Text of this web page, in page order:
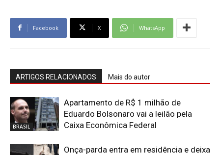
Facebook X WhatsApp
ARTIGOS RELACIONADOS Mais do autor
BRASIL
Apartamento de R$ 1 milhão de
Eduardo Bolsonaro vai a leilão pela
Caixa Econômica Federal
Onça-parda entra em residência e deixa